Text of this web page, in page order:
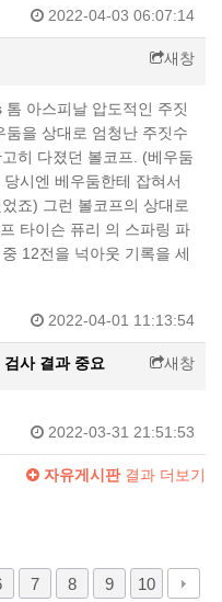
2022-04-03 06:07:14
새창
아스피날 압도적인 주짓
을 상대로 엄청난 주짓수
히 다졌던 볼코프. (베우둠
시엔 베우둠한테 잡혀서
죠) 그런 볼코프의 상대로
타이슨 퓨리 의 스파링 파
12전을 넉아웃 기록을 세
2022-04-01 11:13:54
사 결과 중요 새창
2022-03-31 21:51:53
자유게시판결과 더보기
7 8 9 10